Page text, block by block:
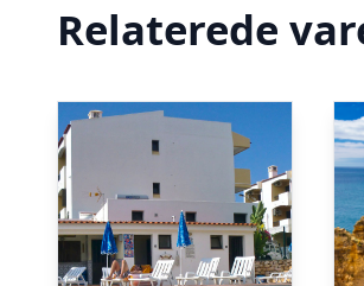
Relaterede